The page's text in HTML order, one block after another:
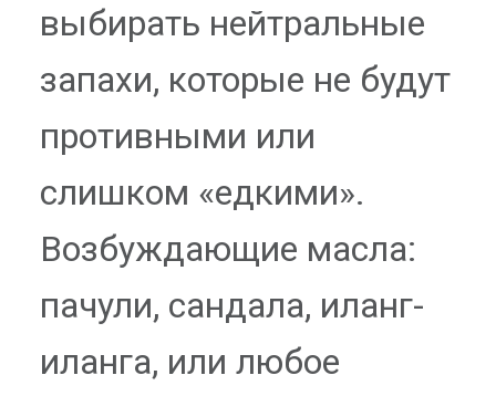
выбирать нейтральные
запахи, которые не будут
противными или
слишком «едкими».
Возбуждающие масла:
пачули, сандала, иланг-
иланга, или любое